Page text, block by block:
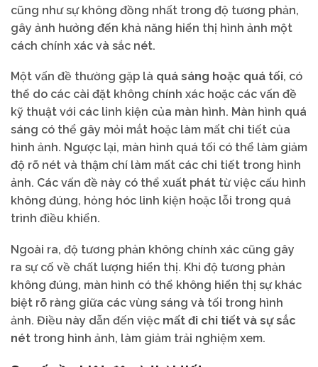
cũng như sự không đồng nhất trong độ tương phản,
gây ảnh hưởng đến khả năng hiển thị hình ảnh một
cách chính xác và sắc nét.
Một vấn đề thường gặp là quá sáng hoặc quá tối, có
thể do các cài đặt không chính xác hoặc các vấn đề
kỹ thuật với các linh kiện của màn hình. Màn hình quá
sáng có thể gây mỏi mắt hoặc làm mất chi tiết của
hình ảnh. Ngược lại, màn hình quá tối có thể làm giảm
độ rõ nét và thậm chí làm mất các chi tiết trong hình
ảnh. Các vấn đề này có thể xuất phát từ việc cấu hình
không đúng, hỏng hóc linh kiện hoặc lỗi trong quá
trình điều khiển.
Ngoài ra, độ tương phản không chính xác cũng gây
ra sự cố về chất lượng hiển thị. Khi độ tương phản
không đúng, màn hình có thể không hiển thị sự khác
biệt rõ ràng giữa các vùng sáng và tối trong hình
ảnh. Điều này dẫn đến việc mất đi chi tiết và sự sắc
nét trong hình ảnh, làm giảm trải nghiệm xem.